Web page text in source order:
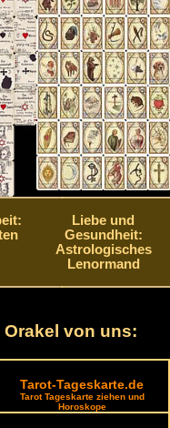
Liebe und
Gesundheit:
Astrologisches
Lenormand
von uns:
Tarot-Tageskarte.de
Tarot Tageskarte ziehen und
Horoskope